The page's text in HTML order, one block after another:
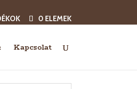
0 ELEMEK
Kapcsolat